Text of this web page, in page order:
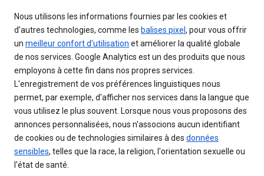
Nous utilisons les informations fournies par les cookies et
d'autres technologies, comme les balises pixel , pour vous offrir
un meilleur confort d'utilisation et améliorer la qualité globale
de nos services. Google Analytics est un des produits que nous
employons à cette fin dans nos propres services.
L'enregistrement de vos préférences linguistiques nous
permet, par exemple, d'afficher nos services dans la langue que
vous utilisez le plus souvent. Lorsque nous vous proposons des
annonces personnalisées, nous n'associons aucun identifiant
de cookies ou de technologies similaires à des données
sensibles, telles que la race, la religion, l'orientation sexuelle ou
l'état de santé.